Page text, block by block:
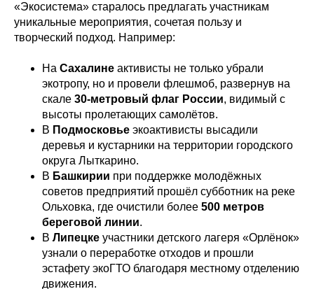
«Экосистема» старалось предлагать участникам
уникальные мероприятия, сочетая пользу и
творческий подход. Например:
На Сахалине активисты не только убрали
экотропу, но и провели флешмоб, развернув на
скале 30-метровый флаг России, видимый с
высоты пролетающих самолётов.
В Подмосковье экоактивисты высадили
деревья и кустарники на территории городского
округа Лыткарино.
В Башкирии при поддержке молодёжных
советов предприятий прошёл субботник на реке
Ольховка, где очистили более 500 метров
береговой линии.
В Липецке участники детского лагеря «Орлёнок»
узнали о переработке отходов и прошли
эстафету экоГТО благодаря местному отделению
движения.